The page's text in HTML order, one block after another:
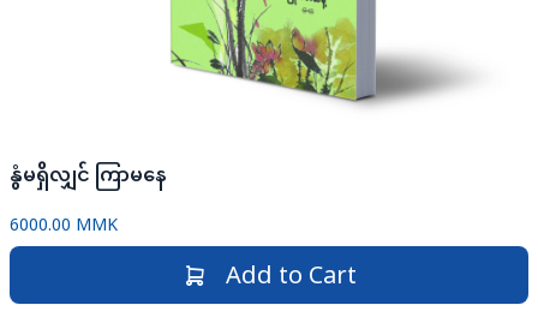
နွံမရှိလျှင် ကြာမနေ
6000.00 MMK
Add to Cart